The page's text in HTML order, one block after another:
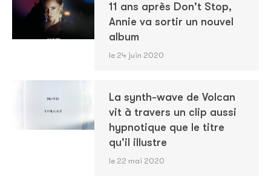
11 ans après Don't Stop,
Annie va sortir un nouvel
album
le 24 juin 2020
La synth-wave de Volcan
vit à travers un clip aussi
hypnotique que le titre
qu'il illustre
le 22 mai 2020